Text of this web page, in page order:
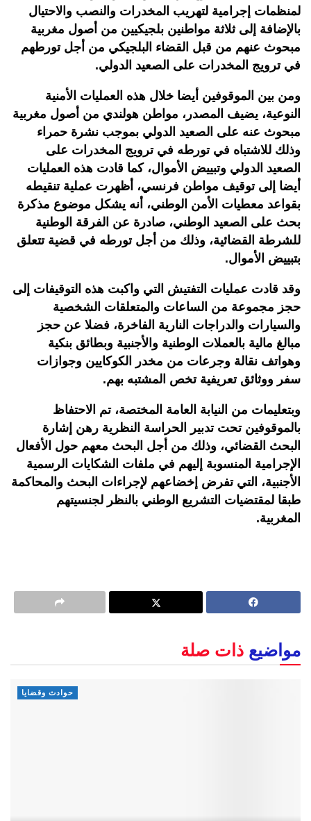
لمنظمات إجرامية لتهريب المخدرات والنصب والاحتيال
بالإضافة إلى ثلاثة مواطنين بلجيكيين من أصول مغربية
مبحوث عنهم من قبل القضاء البلجيكي من أجل تورطهم
في ترويج المخدرات على الصعيد الدولي.
ومن بين الموقوفين أيضا خلال هذه العمليات الأمنية
النوعية، يضيف المصدر، مواطن هولندي من أصول مغربية
مبحوث عنه على الصعيد الدولي بموجب نشرة حمراء
وذلك للاشتباه في تورطه في ترويج المخدرات على
الصعيد الدولي وتبييض الأموال، كما قادت هذه العمليات
أيضا إلى توقيف مواطن فرنسي، أظهرت عملية تنقيطه
بقواعد معطيات الأمن الوطني، أنه يشكل موضوع مذكرة
بحث على الصعيد الوطني، صادرة عن الفرقة الوطنية
للشرطة القضائية، وذلك من أجل تورطه في قضية تتعلق
بتبييض الأموال.
وقد قادت عمليات التفتيش التي واكبت هذه التوقيفات إلى
حجز مجموعة من الساعات والمتعلقات الشخصية
والسيارات والدراجات النارية الفاخرة، فضلا عن حجز
مبالغ مالية بالعملات الوطنية والأجنبية وبطائق بنكية
وهواتف نقالة وجرعات من مخدر الكوكايين وجوازات
سفر ووثائق تعريفية تخص المشتبه بهم.
وبتعليمات من النيابة العامة المختصة، تم الاحتفاظ
بالموقوفين تحت تدبير الحراسة النظرية رهن إشارة
البحث القضائي، وذلك من أجل البحث معهم حول الأفعال
الإجرامية المنسوبة إليهم في ملفات الشكايات الرسمية
الأجنبية، التي تفرض إخضاعهم لإجراءات البحث والمحاكمة
طبقا لمقتضيات التشريع الوطني بالنظر لجنسيتهم
المغربية.
مواضيع ذات صلة
حوادث وقضايا